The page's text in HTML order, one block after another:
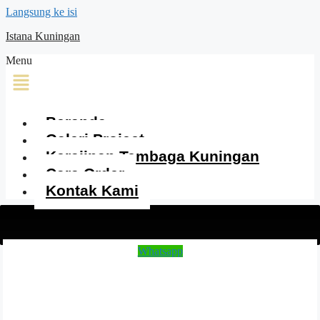
Langsung ke isi
Istana Kuningan
Menu
Beranda
Galeri Project
Kerajinan Tembaga Kuningan
Cara Order
Kontak Kami
Whatsapp